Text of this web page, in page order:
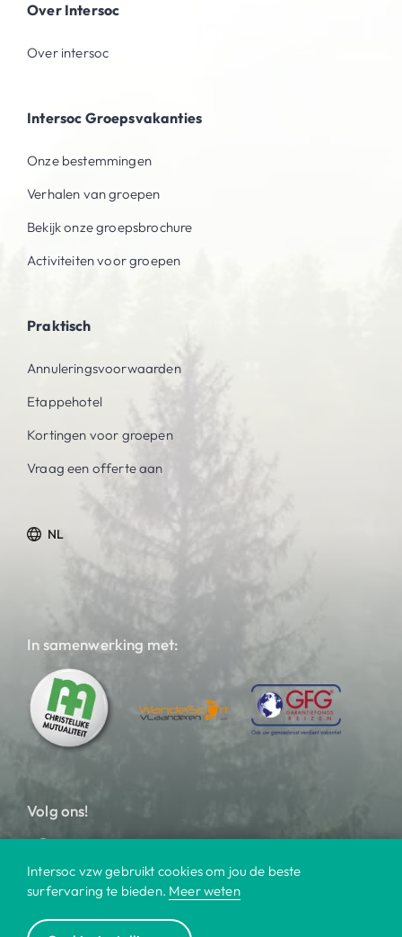
Over Intersoc
Over intersoc
Intersoc Groepsvakanties
Onze bestemmingen
Verhalen van groepen
Bekijk onze groepsbrochure
Activiteiten voor groepen
Praktisch
Annuleringsvoorwaarden
Etappehotel
Kortingen voor groepen
Vraag een offerte aan
NL
In samenwerking met:
Volg ons!
Intersoc vzw gebruikt cookies om jou de beste
surfervaring te bieden. Meer weten